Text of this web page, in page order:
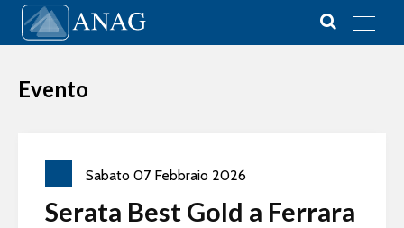
Vai al contenuto
Main Navigation
Evento
Sabato 07 Febbraio 2026
Serata Best Gold a Ferrara